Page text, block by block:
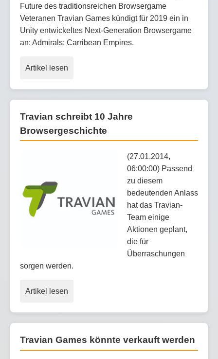
Future des traditionsreichen Browsergame
Veteranen Travian Games kündigt für 2019 ein in
Unity entwickeltes Next-Generation Browsergame
an: Admirals: Carribean Empires.
Artikel lesen
Travian schreibt 10 Jahre
Browsergeschichte
(27.01.2014,
06:00:00) Passend
zu diesem
bedeutenden Anlass
hat das Travian-
Team einige
Aktionen geplant,
die für
Überraschungen
sorgen werden.
Artikel lesen
Travian Games könnte verkauft werden